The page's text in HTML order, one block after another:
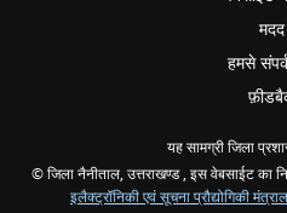
मदद
हमसे
यह सामग्री जिला
© जिला नैनीताल, उत्तराखण्ड , इस वेबसाईट का
इलैक्ट्रॉनिकी एवं सूचना प्रौद्योगिकी